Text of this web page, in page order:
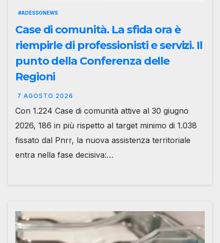
#ADESSONEWS
Case di comunità. La sfida ora è
riempirle di professionisti e servizi. Il
punto della Conferenza delle
Regioni
7 AGOSTO 2026
Con 1.224 Case di comunità attive al 30 giugno
2026, 186 in più rispetto al target minimo di 1.038
fissato dal Pnrr, la nuova assistenza territoriale
entra nella fase decisiva:…